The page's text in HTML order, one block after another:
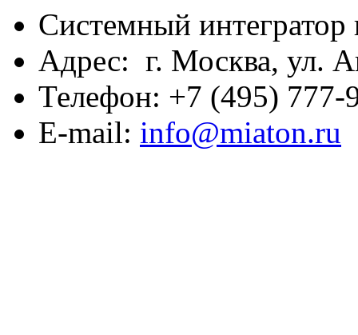
Системный
Адрес: г. Москва, ул.
Телефон: +7 (495)
E-mail: info@miaton.ru